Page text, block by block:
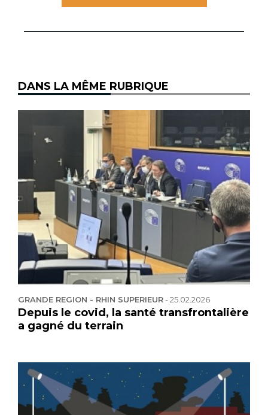
DANS LA MÊME RUBRIQUE
GRANDE REGION - RHIN SUPERIEUR-25.02.2026
Depuis le covid, la santé transfrontalière
a gagné du terrain